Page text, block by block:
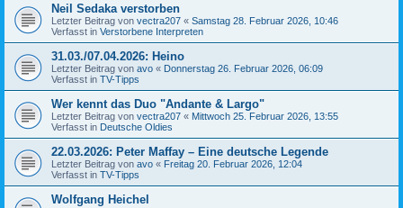
Neil Sedaka verstorben
Letzter Beitrag von vectra207 « Samstag 28. Februar 2026, 10:46
Verfasst in Verstorbene Interpreten
31.03./07.04.2026: Heino
Letzter Beitrag von avo « Donnerstag 26. Februar 2026, 06:09
Verfasst in TV-Tipps
Wer kennt das Duo "Andante & Largo"
Letzter Beitrag von vectra207 « Mittwoch 25. Februar 2026, 13:55
Verfasst in Deutsche Oldies
22.03.2026: Peter Maffay – Eine deutsche Legende
Letzter Beitrag von avo « Freitag 20. Februar 2026, 12:04
Verfasst in TV-Tipps
Wolfgang Heichel